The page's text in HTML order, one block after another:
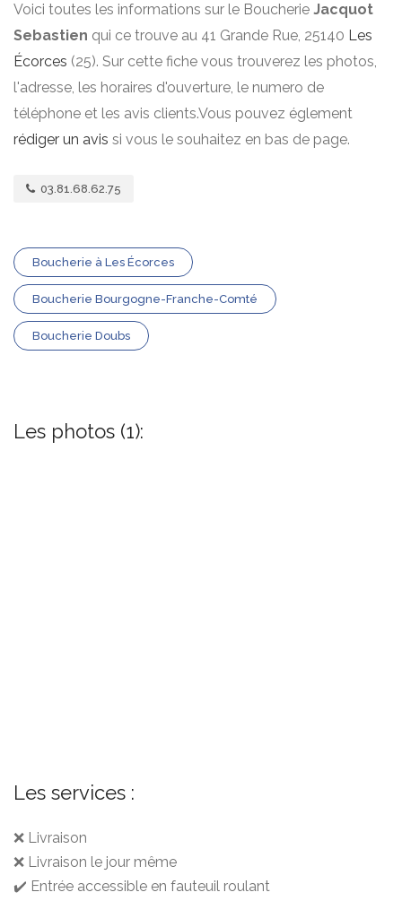
Voici toutes les informations sur le Boucherie Jacquot
Sebastien qui ce trouve au 41 Grande Rue, 25140 Les
Écorces (25). Sur cette fiche vous trouverez les photos,
l'adresse, les horaires d'ouverture, le numero de
téléphone et les avis clients.Vous pouvez églement
rédiger un avis si vous le souhaitez en bas de page.
03.81.68.62.75
Boucherie à Les Écorces
Boucherie Bourgogne-Franche-Comté
Boucherie Doubs
Les photos (1):
Les services :
❌ Livraison
❌ Livraison le jour même
✔️ Entrée accessible en fauteuil roulant